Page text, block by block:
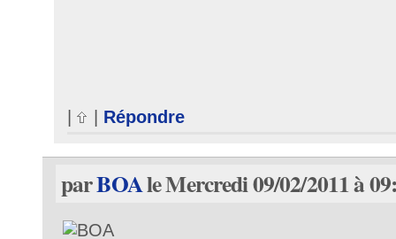
| | Répondre
parBOAle Mercredi 09/02/2011 à